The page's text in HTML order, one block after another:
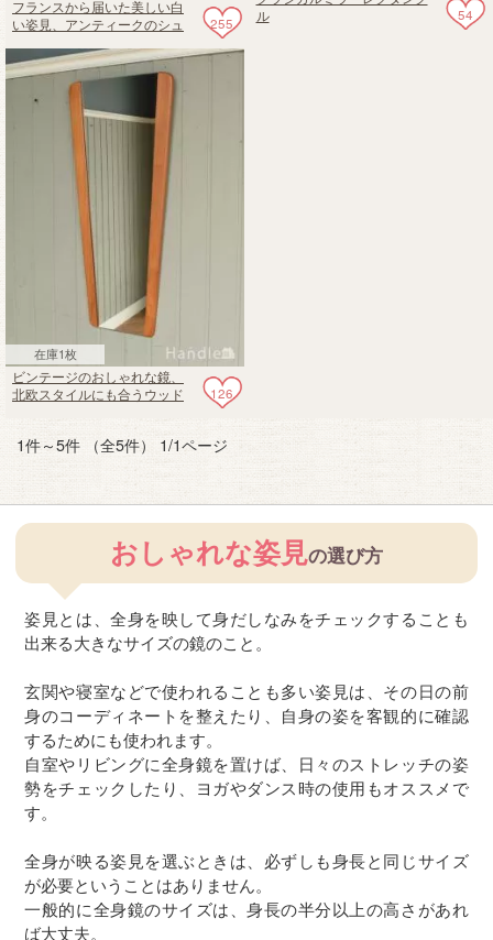
255
フランスから届いた美しい白
い姿見、アンティークのシュ
54
ル
在庫1枚
126
ビンテージのおしゃれな鏡、
北欧スタイルにも合うウッド
1件～5件 （全5件） 1/1ページ
おしゃれな姿見の選び方
姿見とは、全身を映して身だしなみをチェックすることも
出来る大きなサイズの鏡のこと。
玄関や寝室などで使われることも多い姿見は、その日の前
身のコーディネートを整えたり、自身の姿を客観的に確認
するためにも使われます。
自室やリビングに全身鏡を置けば、日々のストレッチの姿
勢をチェックしたり、ヨガやダンス時の使用もオススメで
す。
全身が映る姿見を選ぶときは、必ずしも身長と同じサイズ
が必要ということはありません。
一般的に全身鏡のサイズは、身長の半分以上の高さがあれ
ば大丈夫。